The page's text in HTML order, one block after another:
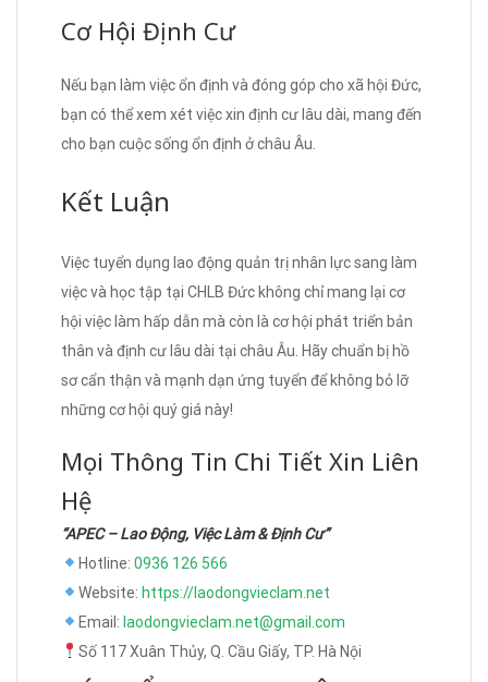
Cơ Hội Định Cư
Nếu bạn làm việc ổn định và đóng góp cho xã hội Đức,
bạn có thể xem xét việc xin định cư lâu dài, mang đến
cho bạn cuộc sống ổn định ở châu Âu.
Kết Luận
Việc tuyển dụng lao động quản trị nhân lực sang làm
việc và học tập tại CHLB Đức không chỉ mang lại cơ
hội việc làm hấp dẫn mà còn là cơ hội phát triển bản
thân và định cư lâu dài tại châu Âu. Hãy chuẩn bị hồ
sơ cẩn thận và mạnh dạn ứng tuyển để không bỏ lỡ
những cơ hội quý giá này!
Mọi Thông Tin Chi Tiết Xin Liên
Hệ
“APEC – Lao Động, Việc Làm & Định Cư”
Hotline: 0936 126 566
Website: https://laodongvieclam.net
Email: laodongvieclam.net@gmail.com
Số 117 Xuân Thủy, Q. Cầu Giấy, TP. Hà Nội